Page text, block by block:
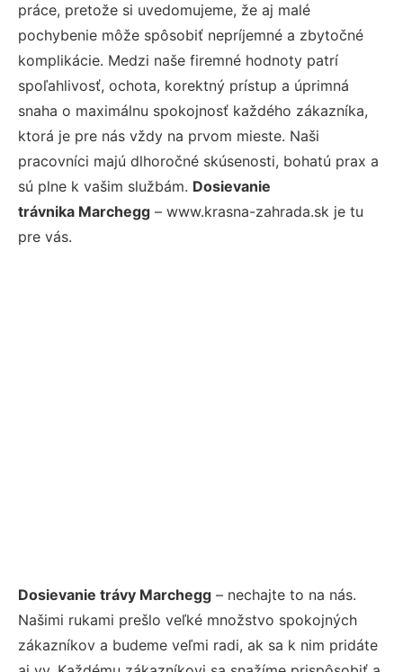
práce, pretože si uvedomujeme, že aj malé
pochybenie môže spôsobiť nepríjemné a zbytočné
komplikácie. Medzi naše firemné hodnoty patrí
spoľahlivosť, ochota, korektný prístup a úprimná
snaha o maximálnu spokojnosť každého zákazníka,
ktorá je pre nás vždy na prvom mieste. Naši
pracovníci majú dlhoročné skúsenosti, bohatú prax a
sú plne k vašim službám. Dosievanie
trávnika Marchegg – www.krasna-zahrada.sk je tu
pre vás.
Dosievanie trávy Marchegg – nechajte to na nás.
Našimi rukami prešlo veľké množstvo spokojných
zákazníkov a budeme veľmi radi, ak sa k nim pridáte